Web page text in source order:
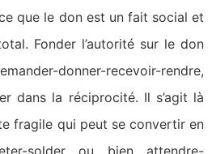
que le don est un fait social et
Fonder l’autorité sur le don
donner-recevoir-rendre,
dans la réciprocité. Il s’agit là
fragile qui peut se convertir en